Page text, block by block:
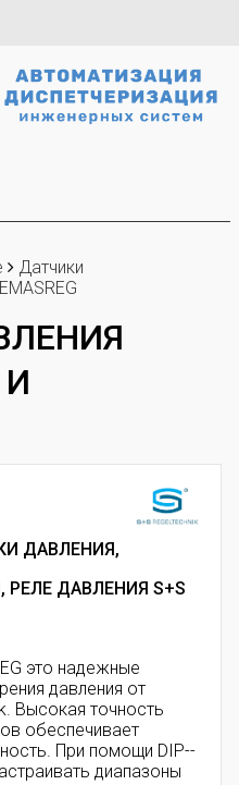
Датчики
И
ДАВЛЕНИЯ,
ДАВЛЕНИЯ S+S
это надежные
давления от
Высокая точность
обеспечивает
При помощи DIP-­
диапазоны